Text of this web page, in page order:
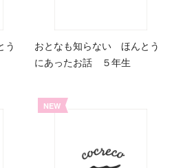
う
おとなも知らない ほんとう
にあったお話 ５年生
NEW